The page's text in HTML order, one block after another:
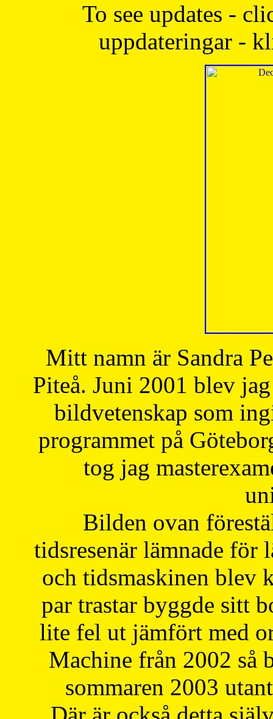
To see updates -
uppdateringar -
Mitt namn är Sandra
Piteå. Juni 2001 blev
bildvetenskap som
programmet på
tog jag
Bilden ovan
tidsresenär lämnade för
och tidsmaskinen blev
par trastar byggde sitt
lite fel ut jämfört med
Machine från 2002 så
sommaren 2003